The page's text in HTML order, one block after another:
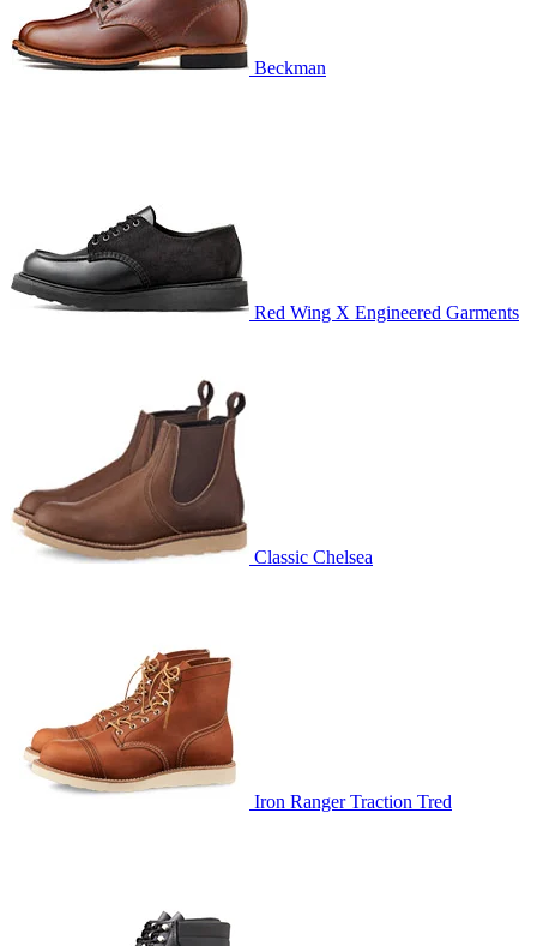
Beckman
Red Wing X Engineered Garments
Classic Chelsea
Iron Ranger Traction Tred